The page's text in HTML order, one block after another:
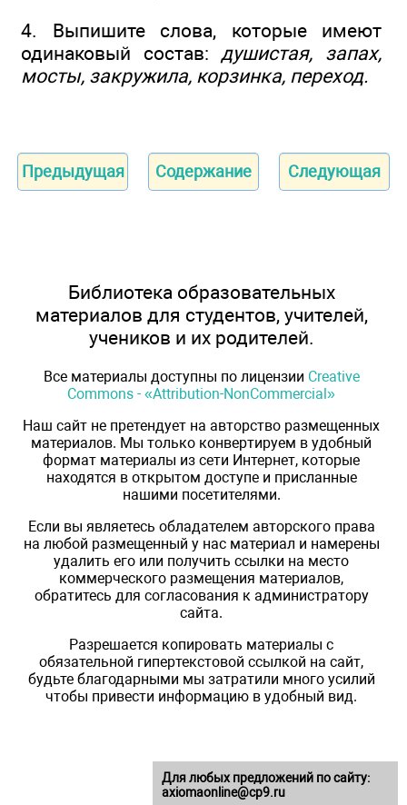
4. Выпишите слова, которые имеют
одинаковый состав:душистая, запах,
мосты, закружила, корзинка, переход.
Предыдущая Содержание Следующая
Библиотека образовательных
материалов для студентов, учителей,
учеников и их родителей.
Все материалы доступны по лицензии Creative
Commons - «Attribution-NonCommercial»
Наш сайт не претендует на авторство размещенных
материалов. Мы только конвертируем в удобный
формат материалы из сети Интернет, которые
находятся в открытом доступе и присланные
нашими посетителями.
Если вы являетесь обладателем авторского права
на любой размещенный у нас материал и намерены
удалить его или получить ссылки на место
коммерческого размещения материалов,
обратитесь для согласования к администратору
сайта.
Разрешается копировать материалы с
обязательной гипертекстовой ссылкой на сайт,
будьте благодарными мы затратили много усилий
чтобы привести информацию в удобный вид.
Для любых предложений по сайту:
axiomaonline@cp9.ru